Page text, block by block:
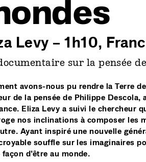
Levy – 1h10,
sur la pensée
avons-nous pu rendre la Terre
de la pensée de Philippe
Eliza Levy a suivi le chercheur
nos inclinations à composer les
Ayant inspiré une nouvelle
souffle sur les imaginaires
d’être au monde.